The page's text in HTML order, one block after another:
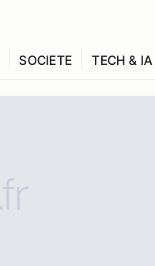
SOCIETE TECH & IA